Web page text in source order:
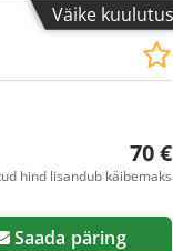
Väike kuulutus
70 €
hind lisandub käibemaks
Saada päring